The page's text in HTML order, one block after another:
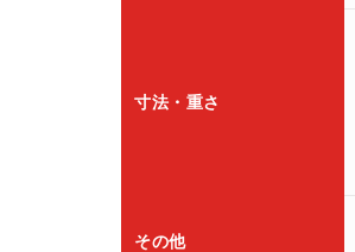
寸法・重さ
その他